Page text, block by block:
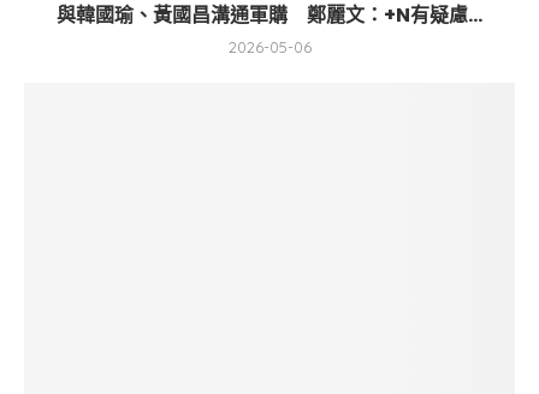
與韓國瑜、黃國昌溝通軍購 鄭麗文：+N有疑慮...
2026-05-06